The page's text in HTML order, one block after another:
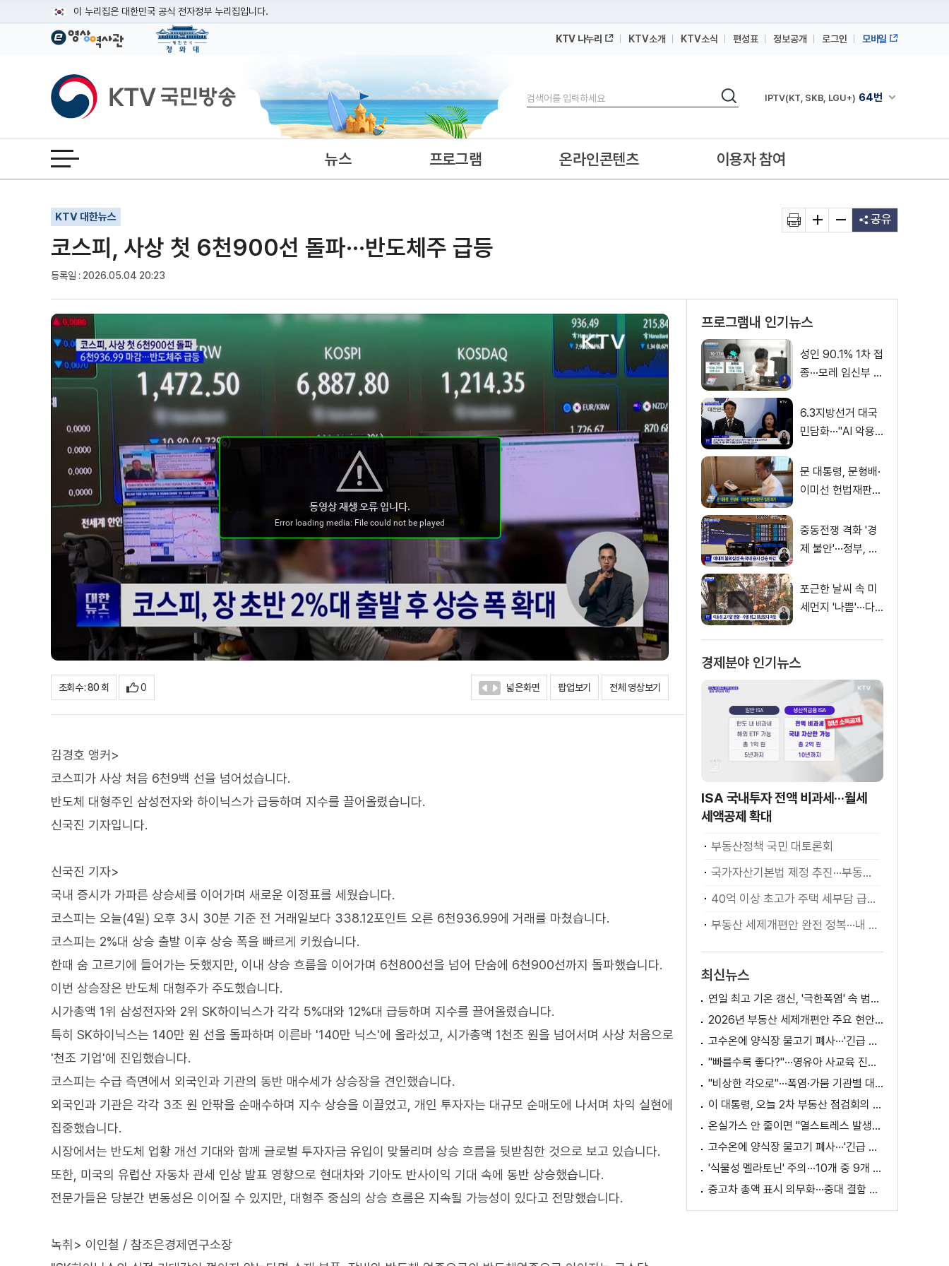
이 누리집은 대한민국 공식 전자정부 누리집입니다.
공식 누리집 주소 확인하기
이밖에 or.kr 또는 .kr등 다른 도메인 주소를 사용하고 있다면 아래 URL에서 도메인 주소를 확인해 보세요
운영중인 공식 누리집보기
KTV 나누리 KTV소개 KTV소식 편성표 정보공개 로그인 모바일
KTV국민방송
검색
검색 채널안내 펼쳐
IPTV(KT, SKB, LGU+) 64번
IPTV(KT, SKB, LGU+)
전체메뉴 열기 뉴스 프로그램 온라인콘텐츠 이용자 참여
KTV 대한뉴스
코스피, 사상 첫 6천900선 돌파···반도체주 급등
등록일 : 2026.05.04 20:23
기사인쇄
글자확대
글자축소 공유
조회수 : 80 회 0 넓은화면 팝업보기 전체 영상보기
김경호 앵커>
코스피가 사상 처음 6천9백 선을 넘어섰습니다.
반도체 대형주인 삼성전자와 하이닉스가 급등하며 지수를 끌어올렸습니다.
신국진 기자입니다.
신국진 기자>
국내 증시가 가파른 상승세를 이어가며 새로운 이정표를 세웠습니다.
코스피는 오늘(4일) 오후 3시 30분 기준 전 거래일보다 338.12포인트 오른 6천936.99에 거래를 마쳤습니다.
코스피는 2%대 상승 출발 이후 상승 폭을 빠르게 키웠습니다.
한때 숨 고르기에 들어가는 듯했지만, 이내 상승 흐름을 이어가며 6천800선을 넘어 단숨에 6천900선까지 돌파했습니다.
이번 상승장은 반도체 대형주가 주도했습니다.
시가총액 1위 삼성전자와 2위 SK하이닉스가 각각 5%대와 12%대 급등하며 지수를 끌어올렸습니다.
특히 SK하이닉스는 140만 원 선을 돌파하며 이른바 '140만 닉스'에 올라섰고, 시가총액 1천조 원을 넘어서며 사상 처음으로
'천조 기업'에 진입했습니다.
코스피는 수급 측면에서 외국인과 기관의 동반 매수세가 상승장을 견인했습니다.
외국인과 기관은 각각 3조 원 안팎을 순매수하며 지수 상승을 이끌었고, 개인 투자자는 대규모 순매도에 나서며 차익 실현에
집중했습니다.
시장에서는 반도체 업황 개선 기대와 함께 글로벌 투자자금 유입이 맞물리며 상승 흐름을 뒷받침한 것으로 보고 있습니다.
또한, 미국의 유럽산 자동차 관세 인상 발표 영향으로 현대차와 기아도 반사이익 기대 속에 동반 상승했습니다.
전문가들은 당분간 변동성은 이어질 수 있지만, 대형주 중심의 상승 흐름은 지속될 가능성이 있다고 전망했습니다.
녹취> 이인철 / 참조은경제연구소장
프로그램내 인기뉴스
성인 90.1% 1차 접
종···모레 임신부 사
6.3지방선거 대국
민담화···"AI 악용
문 대통령, 문형배·
이미선 헌법재판관
중동전쟁 격화 '경
제 불안'···정부, 금
소화
포근한 날씨 속 미
세먼지 '나쁨'···다
경제분야 인기뉴스
ISA 국내투자 전액 비과세···월세
세액공제 확대
부동산정책 국민 대토론회
국가자산기본법 제정 추진···부동산·주식 등 통합 관리
40억 이상 초고가 주택 세부담 급증···실수요자 보호 강화
부동산 세제개편안 완전 정복···내 세금 어떻게 달라지나? [K-정책 사용법]
최신뉴스
연일 최고 기온 갱신, '극한폭염' 속 범정부 피해 예방 대책은? [정.주.행]
2026년 부동산 세제개편안 주요 현안 팩트체크 [K-정책 사용법]
고수온에 양식장 물고기 폐사···'긴급 방류' 지원
"빠를수록 좋다?"···영유아 사교육 진실과 해법은?
"비상한 각오로"···폭염·가뭄 기관별 대책은?
이 대통령, 오늘 2차 부동산 점검회의 주재
온실가스 안 줄이면 "열스트레스 발생일 29배 증가"
고수온에 양식장 물고기 폐사···'긴급 방류' 지원
'식물성 멜라토닌' 주의···10개 중 9개 처방 용량 초과
중고차 총액 표시 의무화···중대 결함 시 '계약 해제'